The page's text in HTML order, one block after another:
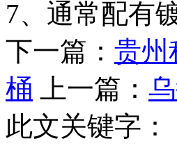
7、通常配有
下一篇： 贵州
桶
上一篇：
此文关键字：